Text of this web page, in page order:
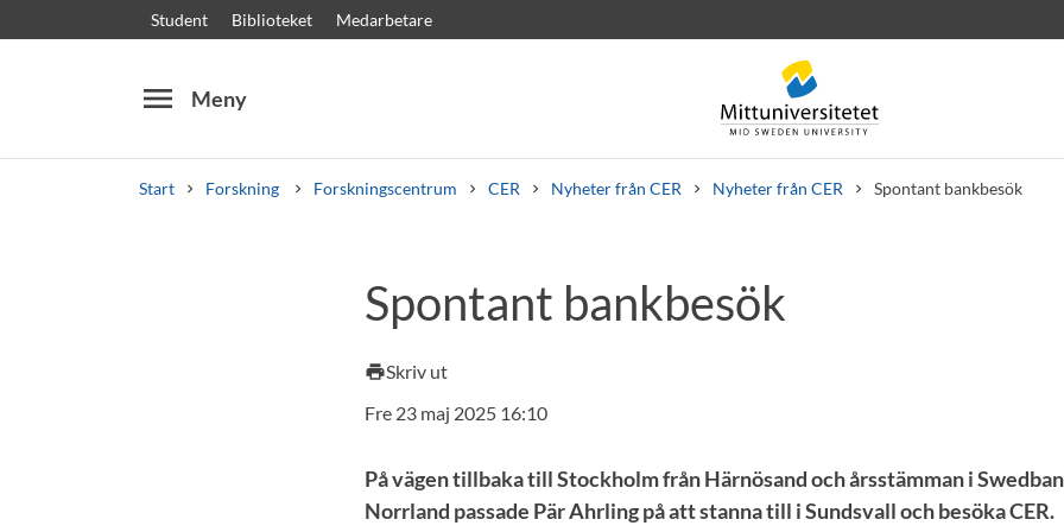
Student Biblioteket Medarbetare
menu Meny
Start Forskning Forskningscentrum CER Nyheter från CER Nyheter från CER Spontant bankbesök
KursplanerVälkomstbrev Personal Lediga jobb
Spontant bankbesök
printSkriv ut
Fre 23 maj 2025 16:10
På vägen tillbaka till Stockholm från Härnösand och årsstämman i
Norrland passade Pär Ahrling på att stanna till i Sundsvall och besöka CER.